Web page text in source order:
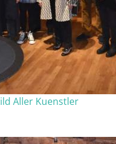
Aller Kuenstler